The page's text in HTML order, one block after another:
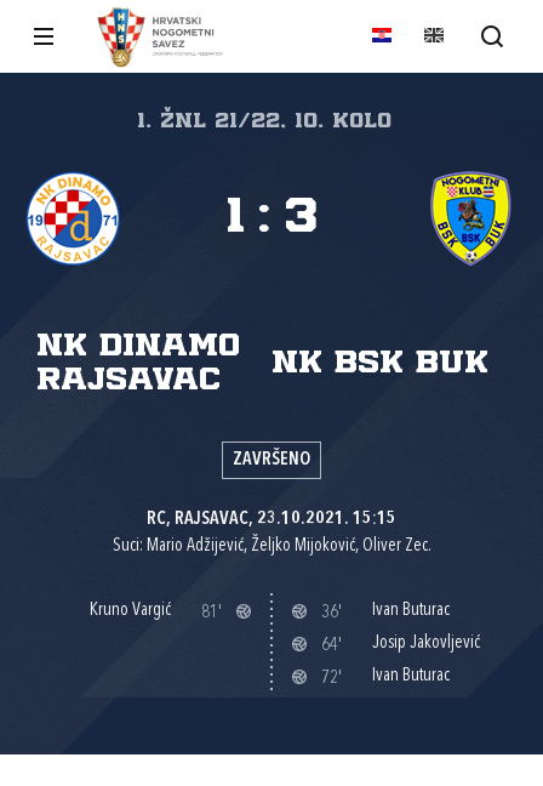
1. ŽNL 21/22, 10. kolo
NK Dinamo
Rajsavac
NK BSK Buk
1 : 3
ZAVRŠENO
RC, RAJSAVAC, 23.10.2021. 15:15
Suci: Mario Adžijević, Željko Mijoković, Oliver Zec.
Kruno Vargić 81' 36'
Ivan Buturac
64'
Josip Jakovljević
72'
Ivan Buturac